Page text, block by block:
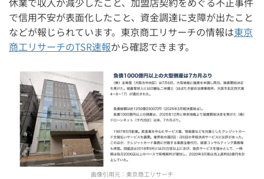
の理由は？端末は交換できる？】
で信用不安が表面化したこと、資金調達に支障が出たこと
などが報じられています。東京商工リサーチの情報は東京
商工リサーチのTSR速報から確認できます。
画像引用元： 東京商工リサーチ